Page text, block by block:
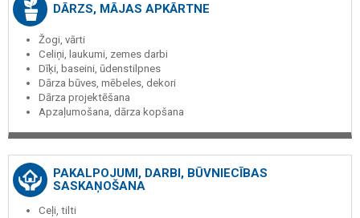
DĀRZS, MĀJAS APKĀRTNE
Žogi, vārti
Celiņi, laukumi, zemes darbi
Dīķi, baseini, ūdenstilpnes
Dārza būves, mēbeles, dekori
Dārza projektēšana
Apzaļumošana, dārza kopšana
PAKALPOJUMI, DARBI, BŪVNIECĪBAS
SASKAŅOŠANA
Ceļi, tilti